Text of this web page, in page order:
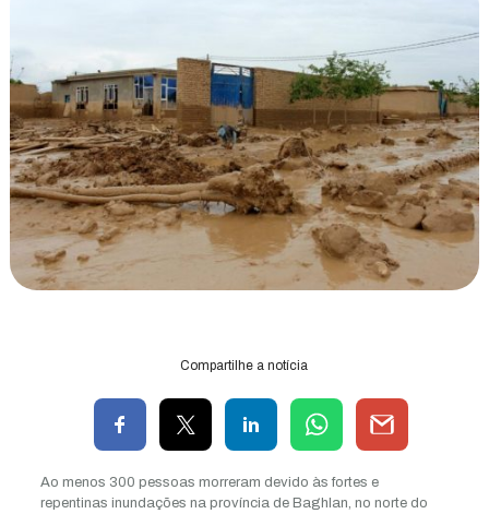
Compartilhe a notícia
Ao menos 300 pessoas morreram devido às fortes e
repentinas inundações na província de Baghlan, no norte do